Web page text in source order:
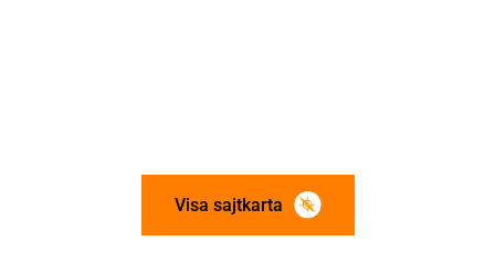
Visa sajtkarta